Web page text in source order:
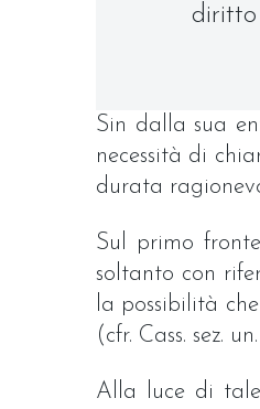
diritto
Sin dalla sua
necessità di
durata
Sul primo
soltanto con
la possibilità
(cfr. Cass. sez.
Alla luce di